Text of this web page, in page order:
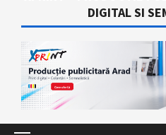
DIGITAL SI